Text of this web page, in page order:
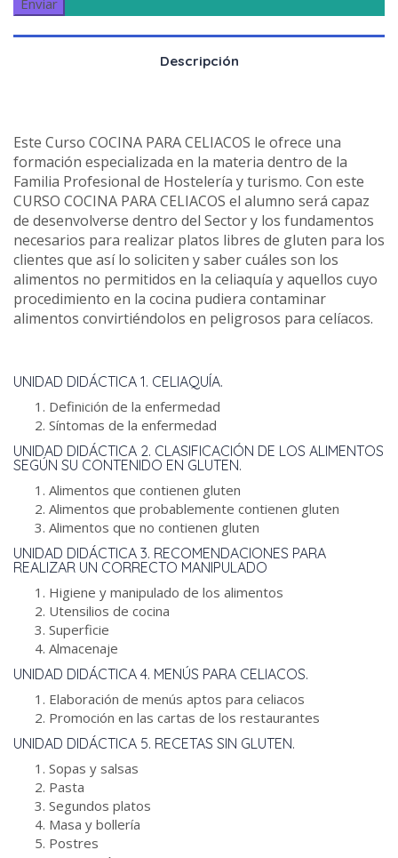
Descripción
Este Curso COCINA PARA CELIACOS le ofrece una
formación especializada en la materia dentro de la
Familia Profesional de Hostelería y turismo. Con este
CURSO COCINA PARA CELIACOS el alumno será capaz
de desenvolverse dentro del Sector y los fundamentos
necesarios para realizar platos libres de gluten para los
clientes que así lo soliciten y saber cuáles son los
alimentos no permitidos en la celiaquía y aquellos cuyo
procedimiento en la cocina pudiera contaminar
alimentos convirtiéndolos en peligrosos para celíacos.
UNIDAD DIDÁCTICA 1. CELIAQUÍA.
Definición de la enfermedad
Síntomas de la enfermedad
UNIDAD DIDÁCTICA 2. CLASIFICACIÓN DE LOS ALIMENTOS
SEGÚN SU CONTENIDO EN GLUTEN.
Alimentos que contienen gluten
Alimentos que probablemente contienen gluten
Alimentos que no contienen gluten
UNIDAD DIDÁCTICA 3. RECOMENDACIONES PARA
REALIZAR UN CORRECTO MANIPULADO
Higiene y manipulado de los alimentos
Utensilios de cocina
Superficie
Almacenaje
UNIDAD DIDÁCTICA 4. MENÚS PARA CELIACOS.
Elaboración de menús aptos para celiacos
Promoción en las cartas de los restaurantes
UNIDAD DIDÁCTICA 5. RECETAS SIN GLUTEN.
Sopas y salsas
Pasta
Segundos platos
Masa y bollería
Postres